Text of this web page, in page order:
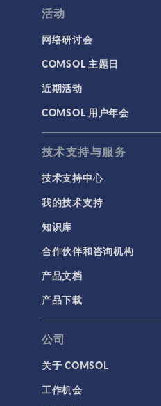
基于方程建模
安装与许可证管理
建模工具和定义
材料
物理场接口
用户界面
研究与求解器
简介
结果与可视化
网格
集群计算和云计算
3D 打印
AC/DC 模块
活动
网络研讨会
COMSOL 主题日
近期活动
COMSOL 用户年会
技术支持与服务
技术支持中心
我的技术支持
知识库
合作伙伴和咨询机构
产品文档
产品下载
公司
关于 COMSOL
工作机会